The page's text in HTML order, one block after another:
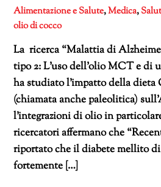
Alimentazione e Salute,Medica,
olio di cocco
La ricerca “Malattia di
tipo 2: L’uso dell’olio MCT e di
ha studiato l’impatto della dieta
(chiamata anche paleolitica)
l’integrazioni di olio in
ricercatori affermano che
riportato che il diabete mellito
fortemente […]